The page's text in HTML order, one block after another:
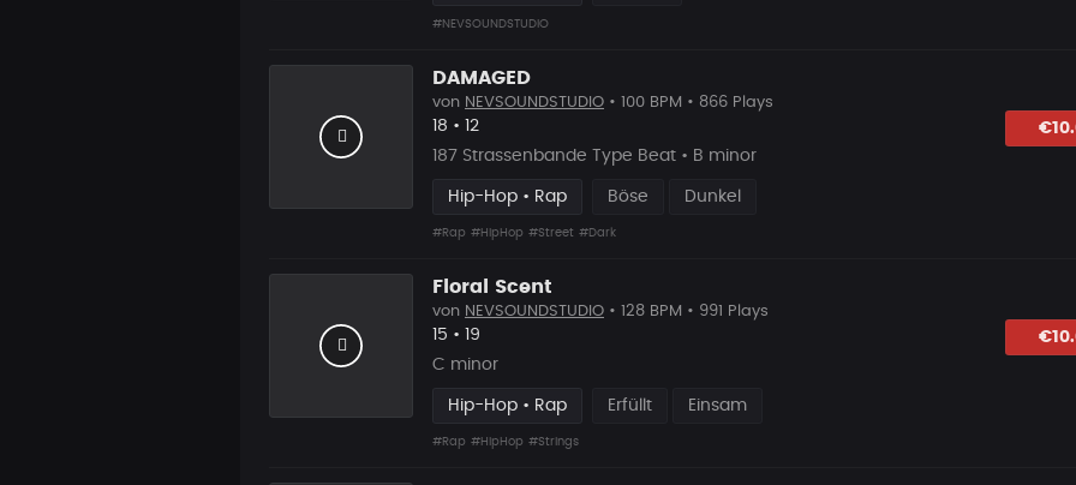
#NEVSOUNDSTUDIO
DAMAGED
von NEVSOUNDSTUDIO • 100 BPM • 866 Plays
Likes
18 • Vorgeschlagen
12
187 Strassenbande Type Beat • B minor
Hip-Hop • Rap Böse Dunkel
#Rap #HipHop #Street #Dark
Floral Scent
von NEVSOUNDSTUDIO • 128 BPM • 991 Plays
Likes
15 • Vorgeschlagen
19
C minor
Hip-Hop • Rap Erfüllt Einsam
#Rap #HipHop #Strings